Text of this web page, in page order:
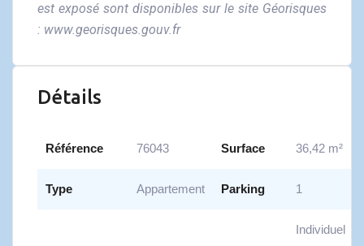
est exposé sont disponibles sur le site Géorisques
: www.georisques.gouv.fr
Détails
Référence 76043 Surface 36,42 m²
Type Appartement Parking 1
Individuel